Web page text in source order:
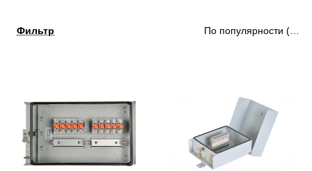
Фильтр По популярности